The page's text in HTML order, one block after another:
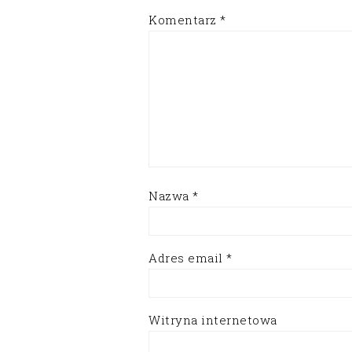
Komentarz *
Nazwa *
Adres email *
Witryna internetowa